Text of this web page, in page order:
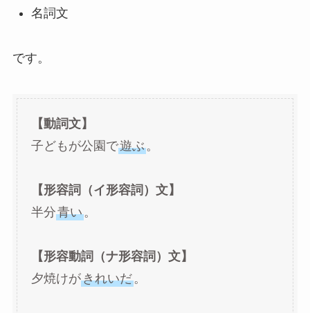
名詞文
です。
【動詞文】
子どもが公園で遊ぶ。
【形容詞（イ形容詞）文】
半分青い。
【形容動詞（ナ形容詞）文】
夕焼けがきれいだ。